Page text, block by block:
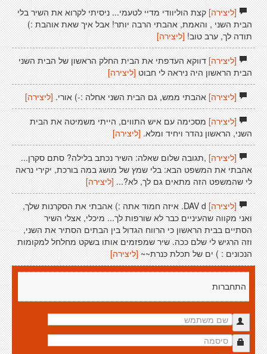
[ליצירה]קצת הוליוודי מדיי לטעמי... ניסיתי לקרוא את השיר בלי
הבית השני , והאמת, אהבתי הרבה יותר! אבל איך שאת אוהבת :)
תודה לך, ערב טוב![ליצירה]
[ליצירה]דווקא העדפתי את הבית החלק הראשון של הבית השני
הבית הראשון היה ניראה לי חבוט [ליצירה]
[ליצירה]אהבתי ממש, גם הבית השני אחלה :-) אורי. [ליצירה]
[ליצירה]מסכימה עם איש התווים, הייתי משמיטה את הבית
השני, הראשון נהדר ויחיד ומלא. [ליצירה]
[ליצירה],תגובה שלום שאלה: השיר נכתב בלילה? סתם סקרן...
אהבתי את המשפט הבא: בלי שמץ של מושג במה בורכת, יקירי נראה
לי שהמשפט הזה מתאים גם לך, לא?... [ליצירה]
[ליצירה]
DAV d. איזה חמוד אתה :) אהבתי את הסקרנות שלך,
ואני מקווה שהעיניים כבר לא שורפות לך... מיכלי, אצלי השיר
הסתיים בבית הראשון כי הרווח הגדול בין הבתים הסתיר את השני,
וזה הרגיש לי שלם ככה. שיר שמפזמים אותו בשקט מחלחל למקומות
הנכונים : ) ים של תכלת כּנרת~~ [ליצירה]
התחברות